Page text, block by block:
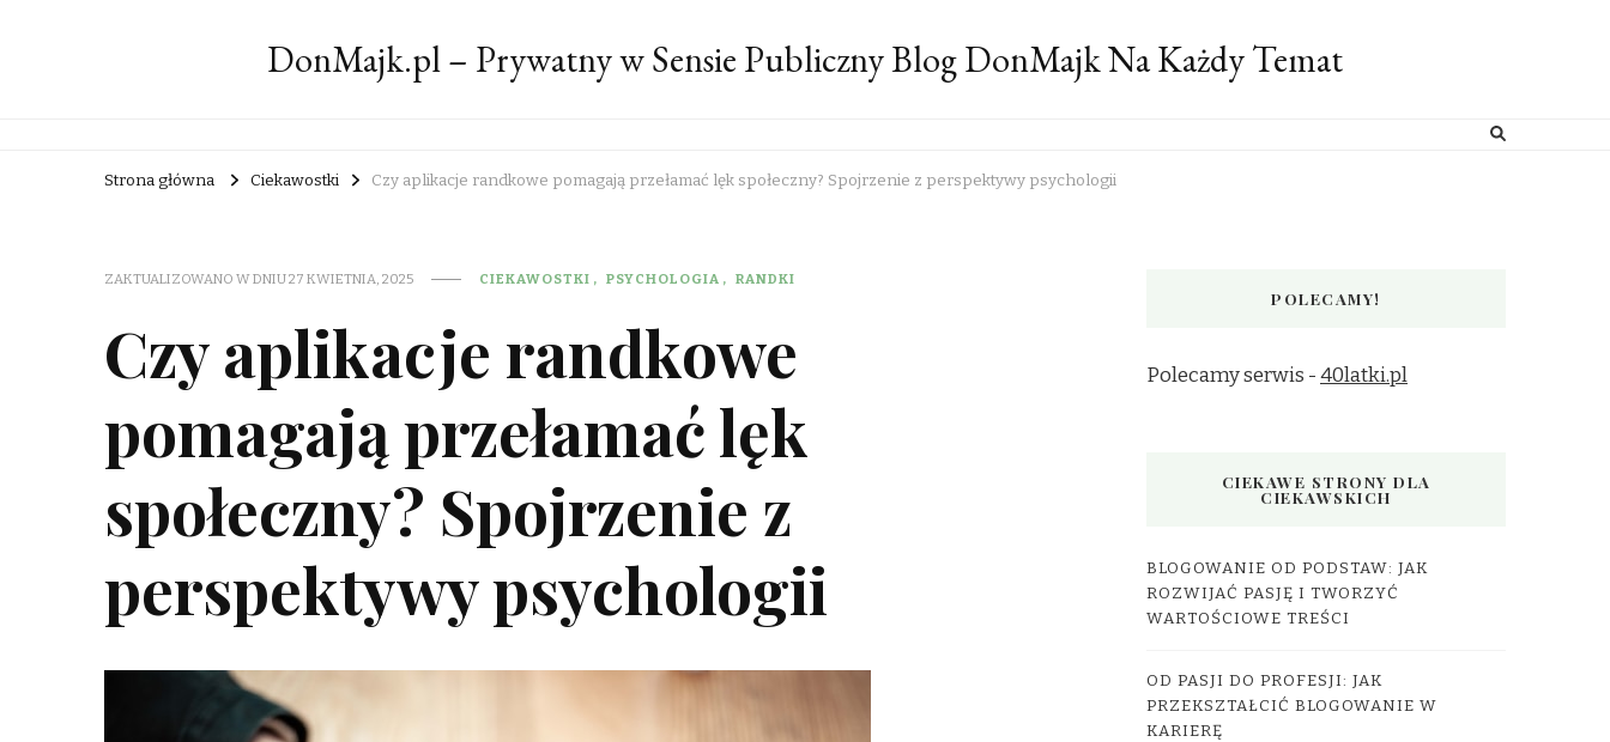
DonMajk.pl – Prywatny w Sensie Publiczny Blog DonMajk Na Każdy Temat
Strona główna Ciekawostki Czy aplikacje randkowe pomagają przełamać lęk społeczny? Spojrzenie z perspektywy psychologii
ZAKTUALIZOWANO W DNIU27 KWIETNIA, 2025 CIEKAWOSTKI PSYCHOLOGIA RANDKI
Czy aplikacje randkowe
pomagają przełamać lęk
społeczny? Spojrzenie z
perspektywy psychologii
POLECAMY!
Polecamy serwis -40latki.pl
CIEKAWE STRONY DLA
CIEKAWSKICH
BLOGOWANIE OD PODSTAW: JAK
ROZWIJAĆ PASJĘ I TWORZYĆ
WARTOŚCIOWE TREŚCI
OD PASJI DO PROFESJI: JAK
PRZEKSZTAŁCIĆ BLOGOWANIE W
KARIERĘ